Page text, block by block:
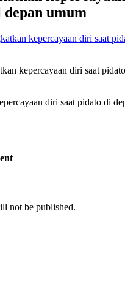
umum
kepercayaan diri saat
diri saat pidato di
not be published.